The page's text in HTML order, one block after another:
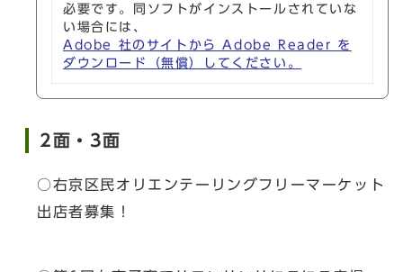
必要です。同ソフトがインストールされていな
い場合には、
Adobe 社のサイトから Adobe Reader を
ダウンロード（無償）してください。
2面・3面
○右京区民オリエンテーリングフリーマーケット
出店者募集！